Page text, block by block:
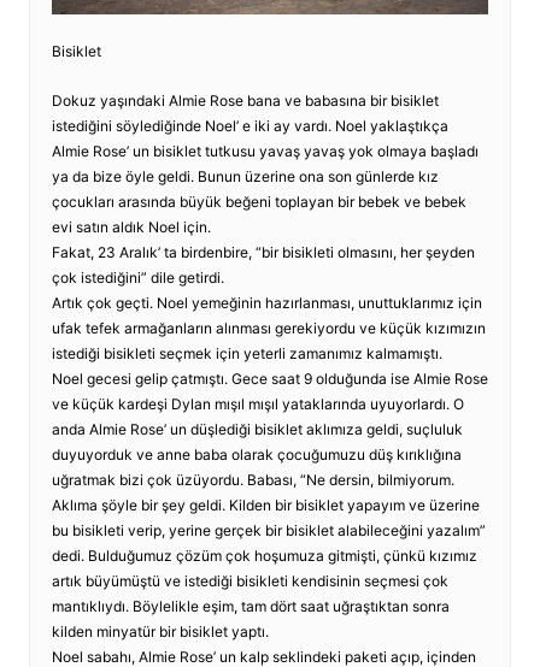
Bisiklet
Dokuz yaşındaki Almie Rose bana ve babasına bir bisiklet
istediğini söylediğinde Noel’ e iki ay vardı. Noel yaklaştıkça
Almie Rose’ un bisiklet tutkusu yavaş yavaş yok olmaya başladı
ya da bize öyle geldi. Bunun üzerine ona son günlerde kız
çocukları arasında büyük beğeni toplayan bir bebek ve bebek
evi satın aldık Noel için.
Fakat, 23 Aralık’ ta birdenbire, “bir bisikleti olmasını, her şeyden
çok istediğini” dile getirdi.
Artık çok geçti. Noel yemeğinin hazırlanması, unuttuklarımız için
ufak tefek armağanların alınması gerekiyordu ve küçük kızımızın
istediği bisikleti seçmek için yeterli zamanımız kalmamıştı.
Noel gecesi gelip çatmıştı. Gece saat 9 olduğunda ise Almie Rose
ve küçük kardeşi Dylan mışıl mışıl yataklarında uyuyorlardı. O
anda Almie Rose’ un düşlediği bisiklet aklımıza geldi, suçluluk
duyuyorduk ve anne baba olarak çocuğumuzu düş kırıklığına
uğratmak bizi çok üzüyordu. Babası, “Ne dersin, bilmiyorum.
Aklıma şöyle bir şey geldi. Kilden bir bisiklet yapayım ve üzerine
bu bisikleti verip, yerine gerçek bir bisiklet alabileceğini yazalım”
dedi. Bulduğumuz çözüm çok hoşumuza gitmişti, çünkü kızımız
artık büyümüştü ve istediği bisikleti kendisinin seçmesi çok
mantıklıydı. Böylelikle eşim, tam dört saat uğraştıktan sonra
kilden minyatür bir bisiklet yaptı.
Noel sabahı, Almie Rose’ un kalp seklindeki paketi açıp, içinden